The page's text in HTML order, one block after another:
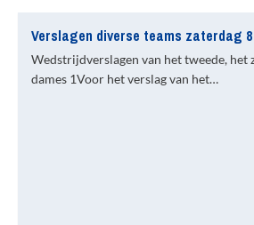
Verslagen diverse teams zaterdag
Wedstrijdverslagen van het tweede, het
dames 1Voor het verslag van het…